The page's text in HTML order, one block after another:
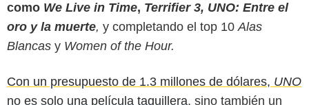
como We Live in Time, Terrifier 3, UNO: Entre el
oro y la muerte, y completando el top 10Alas
Blancas y Women of the Hour.
Con un presupuesto de 1.3 millones de dólares, UNO
no es solo una película taquillera, sino también un
Radionica